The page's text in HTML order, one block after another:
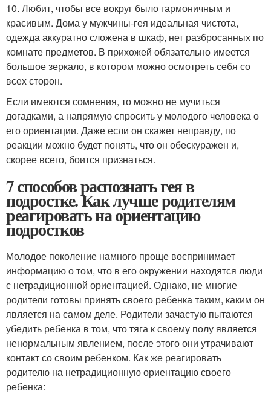
10. Любит, чтобы все вокруг было гармоничным и
красивым. Дома у мужчины-гея идеальная чистота,
одежда аккуратно сложена в шкаф, нет разбросанных по
комнате предметов. В прихожей обязательно имеется
большое зеркало, в котором можно осмотреть себя со
всех сторон.
Если имеются сомнения, то можно не мучиться
догадками, а напрямую спросить у молодого человека о
его ориентации. Даже если он скажет неправду, по
реакции можно будет понять, что он обескуражен и,
скорее всего, боится признаться.
7 способов распознать гея в
подростке. Как лучше родителям
реагировать на ориентацию
подростков
Молодое поколение намного проще воспринимает
информацию о том, что в его окружении находятся люди
с нетрадиционной ориентацией. Однако, не многие
родители готовы принять своего ребенка таким, каким он
является на самом деле. Родители зачастую пытаются
убедить ребенка в том, что тяга к своему полу является
ненормальным явлением, после этого они утрачивают
контакт со своим ребенком. Как же реагировать
родителю на нетрадиционную ориентацию своего
ребенка: